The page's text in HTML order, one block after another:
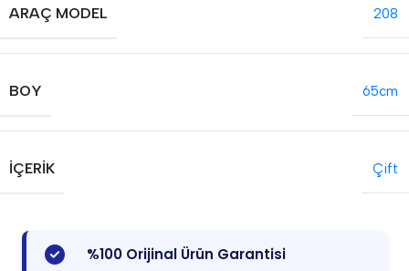
ARAÇ MODEL 208
BOY 65cm
İÇERIK Çift
%100 Orijinal Ürün Garantisi